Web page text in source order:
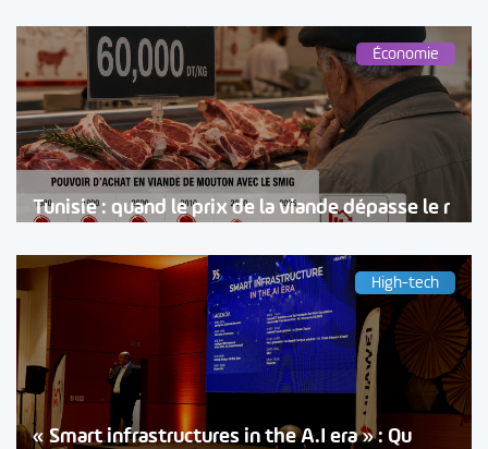
Économie
Tunisie : quand le prix de la viande dépasse le r
High-tech
« Smart infrastructures in the A.I era » : Qu